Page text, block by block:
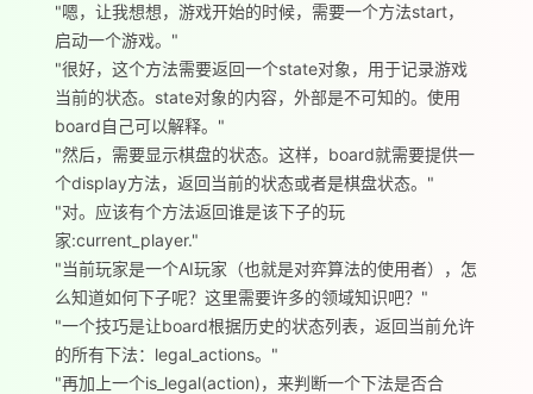
"嗯，让我想想，游戏开始的时候，需要一个方法start，
启动一个游戏。"
"很好，这个方法需要返回一个state对象，用于记录游戏
当前的状态。state对象的内容，外部是不可知的。使用
board自己可以解释。"
"然后，需要显示棋盘的状态。这样，board就需要提供一
个display方法，返回当前的状态或者是棋盘状态。"
"对。应该有个方法返回谁是该下子的玩
家:current_player."
"当前玩家是一个AI玩家（也就是对弈算法的使用者），怎
么知道如何下子呢？这里需要许多的领域知识吧？"
"一个技巧是让board根据历史的状态列表，返回当前允许
的所有下法：legal_actions。"
"再加上一个is_legal(action)，来判断一个下法是否合